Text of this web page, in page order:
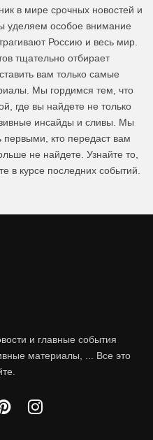
в мире срочных новостей и
уделяем особое внимание
Россию и весь мир.
тщательно отбирает
вам только самые
Мы гордимся тем, что
где вы найдете не только
инсайды и сливы. Мы
первыми, кто передаст вам
не найдете. Узнайте то,
в курсе последних событий.
и главные события
материалы, ... Все это